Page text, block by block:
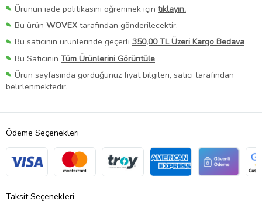
Ürünün iade politikasını öğrenmek için tıklayın.
Bu ürün WOVEX tarafından gönderilecektir.
Bu satıcının ürünlerinde geçerli 350,00 TL Üzeri Kargo Bedava
Bu Satıcının Tüm Ürünlerini Görüntüle
Ürün sayfasında gördüğünüz fiyat bilgileri, satıcı tarafından
belirlenmektedir.
Ödeme Seçenekleri
Taksit Seçenekleri